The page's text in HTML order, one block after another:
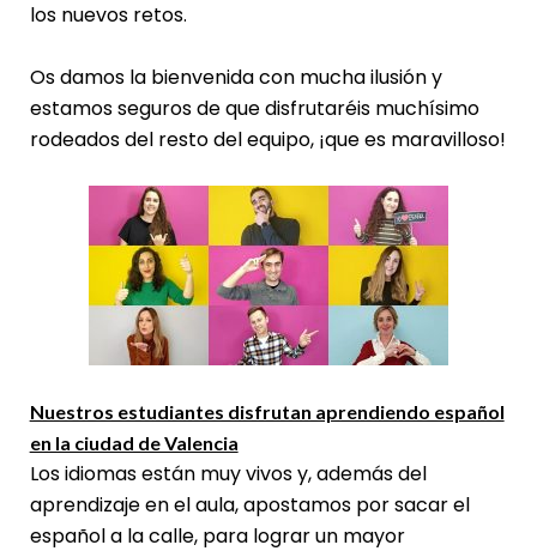
los nuevos retos.
Os damos la bienvenida con mucha ilusión y
estamos seguros de que disfrutaréis muchísimo
rodeados del resto del equipo, ¡que es maravilloso!
Nuestros estudiantes disfrutan aprendiendo español
en la ciudad de Valencia
Los idiomas están muy vivos y, además del
aprendizaje en el aula, apostamos por sacar el
español a la calle, para lograr un mayor